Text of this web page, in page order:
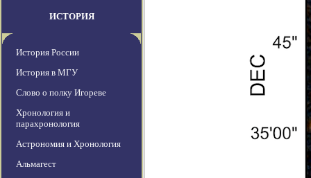
ИСТОРИЯ
История России
История в МГУ
Слово о полку Игореве
Хронология и
парахронология
Астрономия и Хронология
Альмагест